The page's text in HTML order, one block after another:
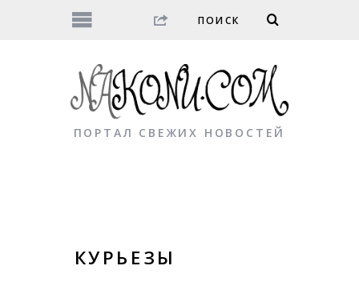
ПОРТАЛ СВЕЖИХ НОВОСТЕЙ
КУРЬЕЗЫ